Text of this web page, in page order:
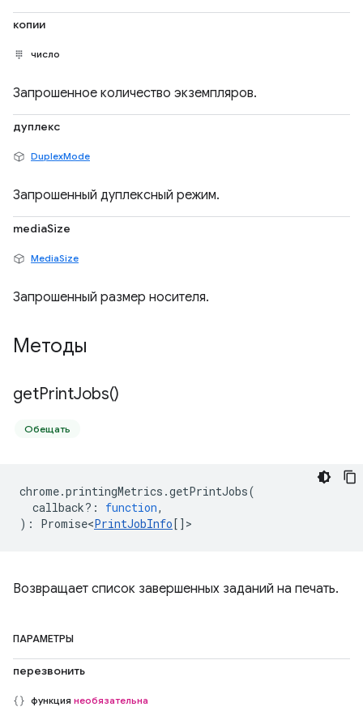
копии
число
Запрошенное количество экземпляров.
дуплекс
DuplexMode
Запрошенный дуплексный режим.
mediaSize
MediaSize
Запрошенный размер носителя.
Методы
getPrintJobs()
Обещать
chrome.printingMetrics .getPrintJobs(
callback? : function,
) : Promise<PrintJobInfo[] >
Возвращает список завершенных заданий на печать.
ПАРАМЕТРЫ
перезвонить
функция необязательна